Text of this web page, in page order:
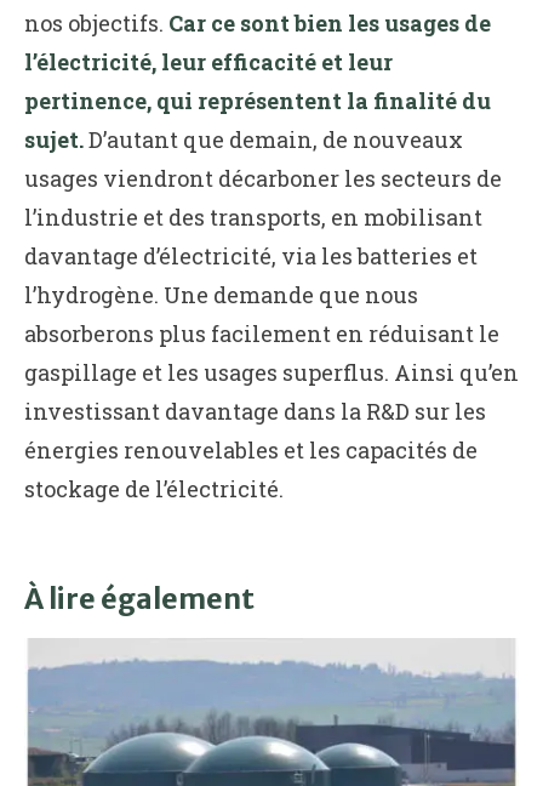
nos objectifs. Car ce sont bien les usages de
l’électricité, leur efficacité et leur
pertinence, qui représentent la finalité du
sujet.D’autant que demain, de nouveaux
usages viendront décarboner les secteurs de
l’industrie et des transports, en mobilisant
davantage d’électricité, via les batteries et
l’hydrogène. Une demande que nous
absorberons plus facilement en réduisant le
gaspillage et les usages superflus. Ainsi qu’en
investissant davantage dans la R&D sur les
énergies renouvelables et les capacités de
stockage de l’électricité.
À lire également